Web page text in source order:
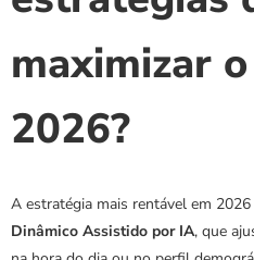
maximizar
2026?
A estratégia mais rentável em
Dinâmico Assistido por IA, que